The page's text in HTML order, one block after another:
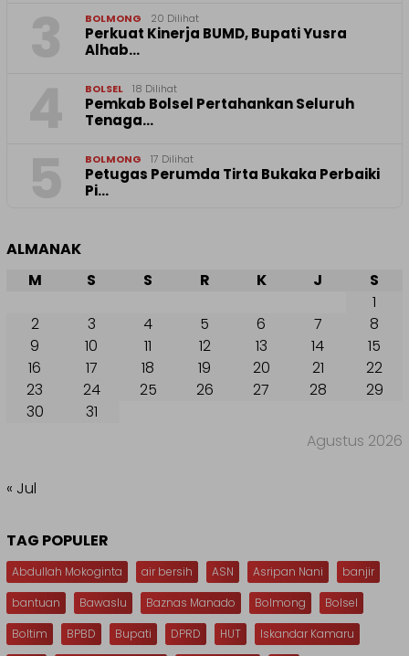
BOLMONG 20 Dilihat
Perkuat Kinerja BUMD, Bupati Yusra
Alhab…
BOLSEL 18 Dilihat
Pemkab Bolsel Pertahankan Seluruh
Tenaga…
BOLMONG 17 Dilihat
Petugas Perumda Tirta Bukaka Perbaiki
Pi…
ALMANAK
Agustus 2026
M S S R K J
S
1
2
3 4 5 6 7
8
9
10 11 12 13 14
15
16
17 18 19 20 21
22
23
24 25 26 27 28
29
30
31
« Jul
TAG POPULER
Abdullah Mokoginta air bersih ASN Asripan Nani
banjir
bantuan
Bawaslu Baznas Manado Bolmong
Bolsel
Boltim
BPBD Bupati DPRD HUT
Iskandar Kamaru